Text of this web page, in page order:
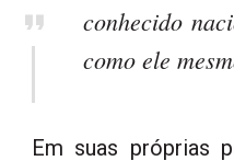
conhecido
como ele
Em suas próprias